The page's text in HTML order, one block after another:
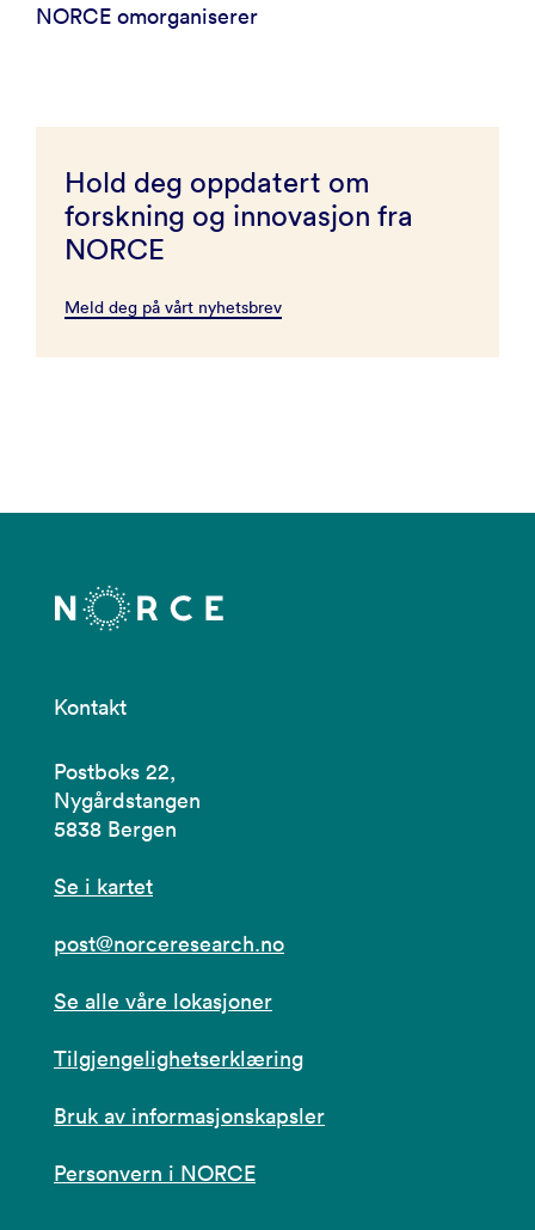
NORCE omorganiserer
Hold deg oppdatert om
forskning og innovasjon fra
NORCE
Meld deg på vårt nyhetsbrev
Kontakt
Postboks 22,
Nygårdstangen
5838 Bergen
Se i kartet
post@norceresearch.no
Se alle våre lokasjoner
Tilgjengelighetserklæring
Bruk av informasjonskapsler
Personvern i NORCE